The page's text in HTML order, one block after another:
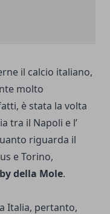
il calcio italiano,
molto
è stata la volta
tra il Napoli e l’
riguarda il
e Torino,
della Mole.
Italia, pertanto,